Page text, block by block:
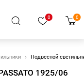
0 0
Подвесной
1925/06